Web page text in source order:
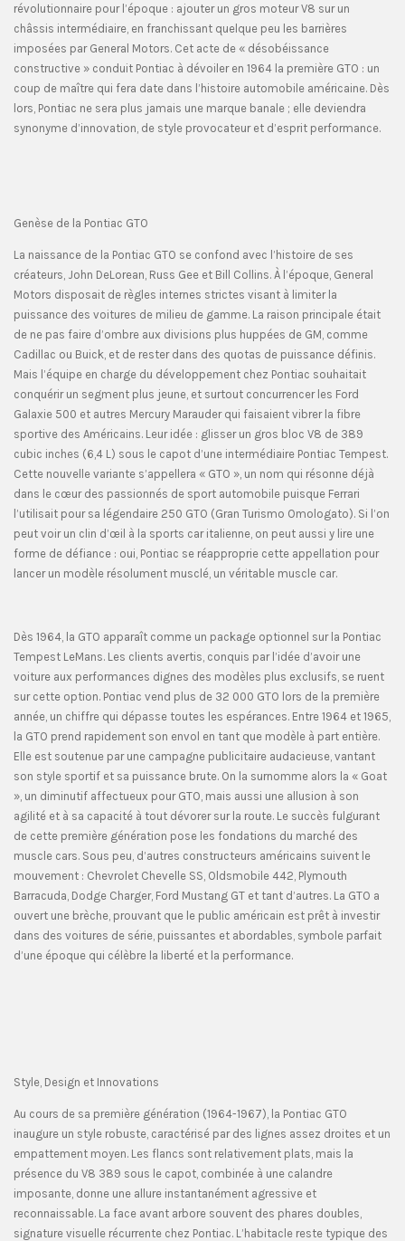
révolutionnaire pour l’époque : ajouter un gros moteur V8 sur un
châssis intermédiaire, en franchissant quelque peu les barrières
imposées par General Motors. Cet acte de « désobéissance
constructive » conduit Pontiac à dévoiler en 1964 la première GTO : un
coup de maître qui fera date dans l’histoire automobile américaine. Dès
lors, Pontiac ne sera plus jamais une marque banale ; elle deviendra
synonyme d’innovation, de style provocateur et d’esprit performance.
Genèse de la Pontiac GTO
La naissance de la Pontiac GTO se confond avec l’histoire de ses
créateurs, John DeLorean, Russ Gee et Bill Collins. À l’époque, General
Motors disposait de règles internes strictes visant à limiter la
puissance des voitures de milieu de gamme. La raison principale était
de ne pas faire d’ombre aux divisions plus huppées de GM, comme
Cadillac ou Buick, et de rester dans des quotas de puissance définis.
Mais l’équipe en charge du développement chez Pontiac souhaitait
conquérir un segment plus jeune, et surtout concurrencer les Ford
Galaxie 500 et autres Mercury Marauder qui faisaient vibrer la fibre
sportive des Américains. Leur idée : glisser un gros bloc V8 de 389
cubic inches (6,4 L) sous le capot d’une intermédiaire Pontiac Tempest.
Cette nouvelle variante s’appellera « GTO », un nom qui résonne déjà
dans le cœur des passionnés de sport automobile puisque Ferrari
l’utilisait pour sa légendaire 250 GTO (Gran Turismo Omologato). Si l’on
peut voir un clin d’œil à la sports car italienne, on peut aussi y lire une
forme de défiance : oui, Pontiac se réapproprie cette appellation pour
lancer un modèle résolument musclé, un véritable muscle car.
Dès 1964, la GTO apparaît comme un package optionnel sur la Pontiac
Tempest LeMans. Les clients avertis, conquis par l’idée d’avoir une
voiture aux performances dignes des modèles plus exclusifs, se ruent
sur cette option. Pontiac vend plus de 32 000 GTO lors de la première
année, un chiffre qui dépasse toutes les espérances. Entre 1964 et 1965,
la GTO prend rapidement son envol en tant que modèle à part entière.
Elle est soutenue par une campagne publicitaire audacieuse, vantant
son style sportif et sa puissance brute. On la surnomme alors la « Goat
», un diminutif affectueux pour GTO, mais aussi une allusion à son
agilité et à sa capacité à tout dévorer sur la route. Le succès fulgurant
de cette première génération pose les fondations du marché des
muscle cars. Sous peu, d’autres constructeurs américains suivent le
mouvement : Chevrolet Chevelle SS, Oldsmobile 442, Plymouth
Barracuda, Dodge Charger, Ford Mustang GT et tant d’autres. La GTO a
ouvert une brèche, prouvant que le public américain est prêt à investir
dans des voitures de série, puissantes et abordables, symbole parfait
d’une époque qui célèbre la liberté et la performance.
Style, Design et Innovations
Au cours de sa première génération (1964-1967), la Pontiac GTO
inaugure un style robuste, caractérisé par des lignes assez droites et un
empattement moyen. Les flancs sont relativement plats, mais la
présence du V8 389 sous le capot, combinée à une calandre
imposante, donne une allure instantanément agressive et
reconnaissable. La face avant arbore souvent des phares doubles,
signature visuelle récurrente chez Pontiac. L’habitacle reste typique des